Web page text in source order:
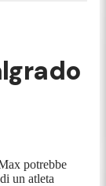
potrebbe
un atleta